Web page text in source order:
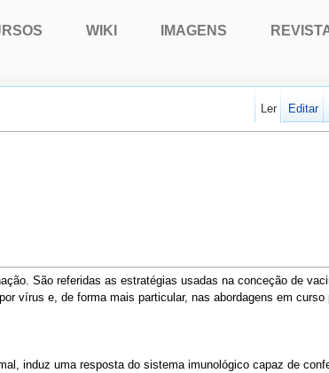
São referidas as estratégias usadas na conceção de
vírus e, de forma mais particular, nas abordagens em
induz uma resposta do sistema imunológico capaz de
WIKI IMAGENS
Ler Editar